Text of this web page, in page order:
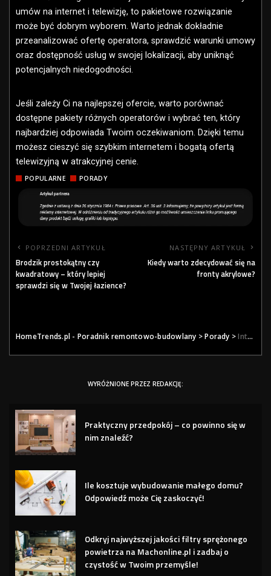
umów na internet i telewizję, to pakietowe rozwiązanie
może być dobrym wyborem. Warto jednak dokładnie
przeanalizować ofertę operatora, sprawdzić warunki umowy
oraz dostępność usług w swojej lokalizacji, aby uniknąć
potencjalnych niedogodności.
Jeśli zależy Ci na najlepszej ofercie, warto porównać
dostępne pakiety różnych operatorów i wybrać ten, który
najbardziej odpowiada Twoim oczekiwaniom. Dzięki temu
możesz cieszyć się szybkim internetem i bogatą ofertą
telewizyjną w atrakcyjnej cenie.
POPULARNE PORADY
POPRZEDNI ARTYKUŁ
Brodzik prostokątny czy
kwadratowy – który lepiej
sprawdzi się w Twojej łazience?
NASTĘPNY ARTYKUŁ
Kiedy warto zdecydować się na
fronty akrylowe?
HomeTrends.pl - Poradnik remontowo-budowlany >Porady >Internet i telewizja w jednym pakiecie – czy warto?
WYRÓŻNIONE PRZEZ REDAKCJĘ:
Praktyczny przedpokój – co powinno się w
nim znaleźć?
Ile kosztuje wybudowanie małego domu?
Odpowiedź może Cię zaskoczyć!
Odkryj najwyższej jakości filtry sprężonego
powietrza na Machonline.pl i zadbaj o
czystość w Twoim przemyśle!